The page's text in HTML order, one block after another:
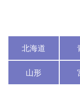
北海道
山形